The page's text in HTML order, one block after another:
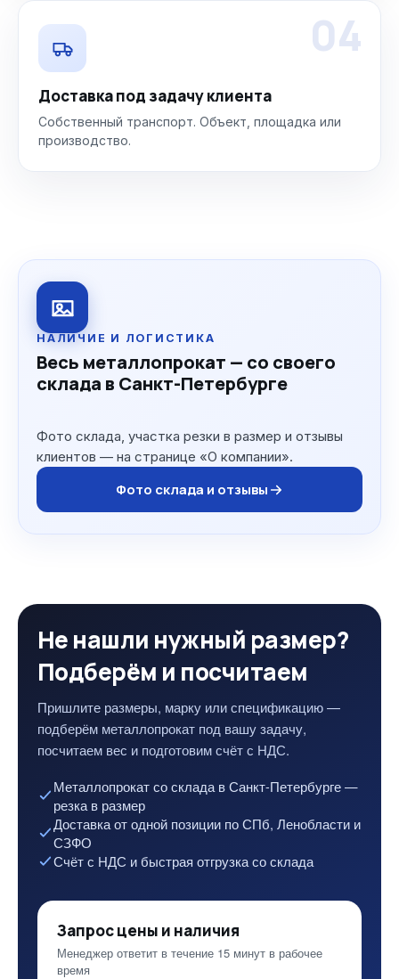
04
Доставка под задачу клиента
Собственный транспорт. Объект, площадка или
производство.
НАЛИЧИЕ И ЛОГИСТИКА
Весь металлопрокат — со своего
склада в Санкт-Петербурге
Фото склада, участка резки в размер и отзывы
клиентов — на странице «О компании».
Фото склада и отзывы
Не нашли нужный размер?
Подберём и посчитаем
Пришлите размеры, марку или спецификацию —
подберём металлопрокат под вашу задачу,
посчитаем вес и подготовим счёт с НДС.
Металлопрокат со склада в Санкт-Петербурге —
резка в размер
Доставка от одной позиции по СПб, Ленобласти и
СЗФО
Счёт с НДС и быстрая отгрузка со склада
Запрос цены и наличия
Менеджер ответит в течение 15 минут в рабочее
время